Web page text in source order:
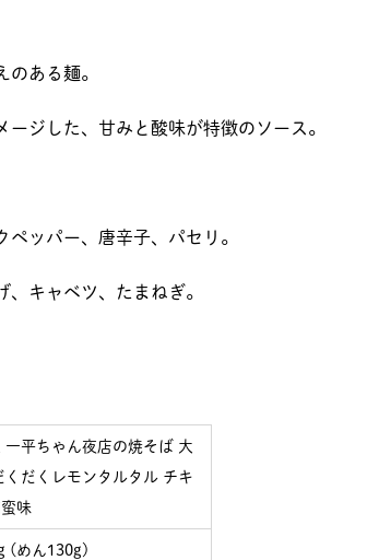
のある麺。
ジした、甘みと酸味が特徴のソース。
ッパー、唐辛子、パセリ。
キャベツ、たまねぎ。
一平ちゃん夜店の焼そば 大
くだくレモンタルタル チキ
味
(めん130g)